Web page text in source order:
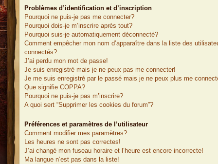
Problèmes d’identification et d’inscription
Pourquoi ne puis-je pas me connecter?
Pourquoi dois-je m’inscrire après tout?
Pourquoi suis-je automatiquement déconnecté?
Comment empêcher mon nom d’apparaître dans la liste des
connectés?
J’ai perdu mon mot de passe!
Je suis enregistré mais je ne peux pas me connecter!
Je me suis enregistré par le passé mais je ne peux plus me
Que signifie COPPA?
Pourquoi ne puis-je pas m’inscrire?
A quoi sert “Supprimer les cookies du forum”?
Préférences et paramètres de l’utilisateur
Comment modifier mes paramètres?
Les heures ne sont pas correctes!
J’ai changé mon fuseau horaire et l’heure est encore incorrecte!
Ma langue n’est pas dans la liste!